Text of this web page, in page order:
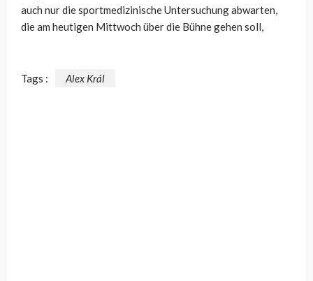
auch nur die sportmedizinische Untersuchung abwarten,
die am heutigen Mittwoch über die Bühne gehen soll,
Tags : Alex Král